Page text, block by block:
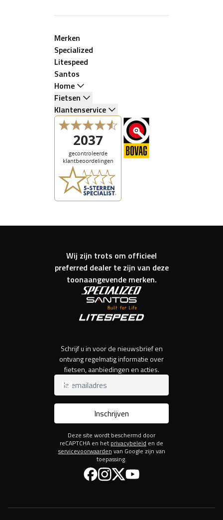
Merken
Specialized
Litespeed
Santos
Home
Fietsen
Klantenservice
Wij zijn trots om officieel
preferred dealer te zijn van deze
toonaangevende merken.
Schrijf u in voor de nieuwsbrief en
ontvang regelmatig informatie over
fietsen, aanbiedingen en acties.
Inschrijven
Deze site wordt beschermd door
reCAPTCHA en het privacybeleid en de
servicevoorwaarden van Google zijn van
toepassing.
FacebookInstagram
TwitterYouTube